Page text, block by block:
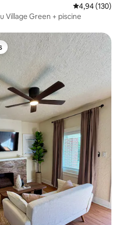
Évaluation
4,94 (130)
Village Green + piscine